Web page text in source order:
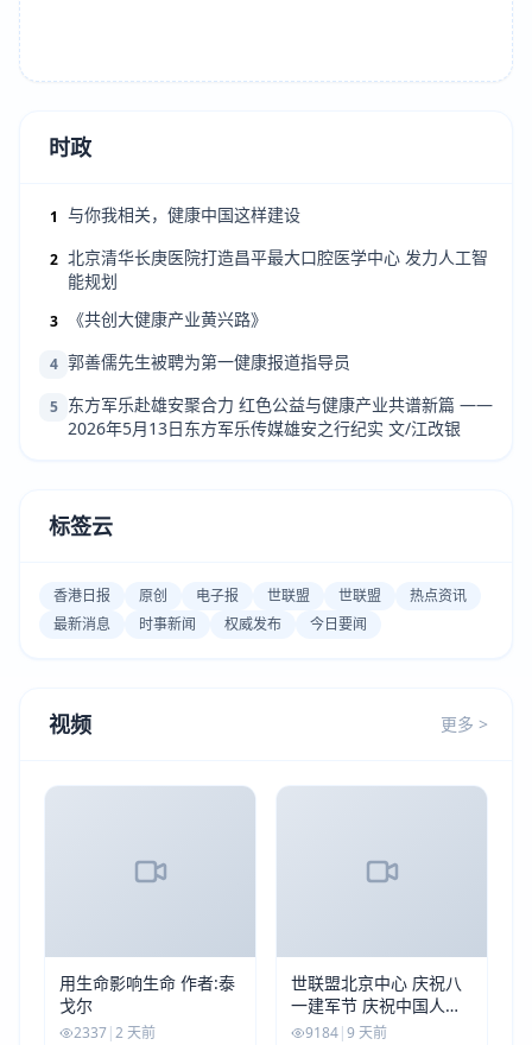
时政
1 与你我相关，健康中国这样建设
2 北京清华长庚医院打造昌平最大口腔医学中心 发力人工智
能规划
3 《共创大健康产业黄兴路》
4 郭善儒先生被聘为第一健康报道指导员
5 东方军乐赴雄安聚合力 红色公益与健康产业共谱新篇 ——
2026年5月13日东方军乐传媒雄安之行纪实 文/江改银
标签云
香港日报 原创 电子报 世联盟 世联盟
热点资讯
最新消息
时事新闻 权威发布 今日要闻
视频 更多 >
用生命影响生命 作者:泰
戈尔
2337 2 天前
世联盟北京中心 庆祝八
一建军节 庆祝中国人民
解放军建军99周年
9184 9 天前